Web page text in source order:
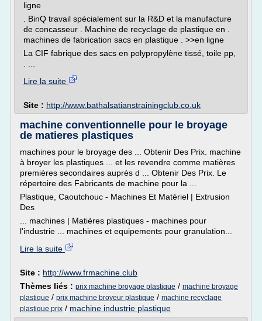
ligne
. BinQ travail spécialement sur la R&D et la manufacture
de concasseur . Machine de recyclage de plastique en .
machines de fabrication sacs en plastique . >>en ligne
La CIF fabrique des sacs en polypropylène tissé, toile pp,
Lire la suite
Site : http://www.bathalsatianstrainingclub.co.uk
machine conventionnelle pour le broyage
de matieres plastiques
machines pour le broyage des ... Obtenir Des Prix. machine
à broyer les plastiques ... et les revendre comme matières
premières secondaires auprès d ... Obtenir Des Prix. Le
répertoire des Fabricants de machine pour la ...
Plastique, Caoutchouc - Machines Et Matériel | Extrusion
Des
... machines | Matières plastiques - machines pour
l'industrie ... machines et equipements pour granulation...
Lire la suite
Site : http://www.frmachine.club
Thèmes liés : prix machine broyage plastique / machine broyage
plastique / prix machine broyeur plastique / machine recyclage
plastique prix / machine industrie plastique